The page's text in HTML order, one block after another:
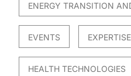
ENERGY TRANSITION
EVENTS EXPERTISE
HEALTH TECHNOLOGIES